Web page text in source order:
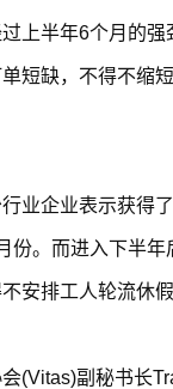
上半年6个月的强
短缺，不得不缩
业企业表示获得
份。而进入下半年
安排工人轮流休假
(Vitas)副秘书长